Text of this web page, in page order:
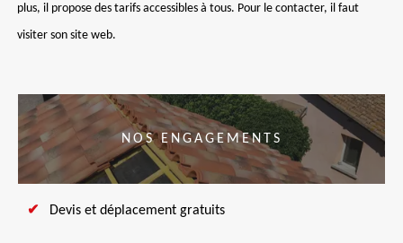
plus, il propose des tarifs accessibles à tous. Pour le contacter, il faut
visiter son site web.
NOS ENGAGEMENTS
Devis et déplacement gratuits